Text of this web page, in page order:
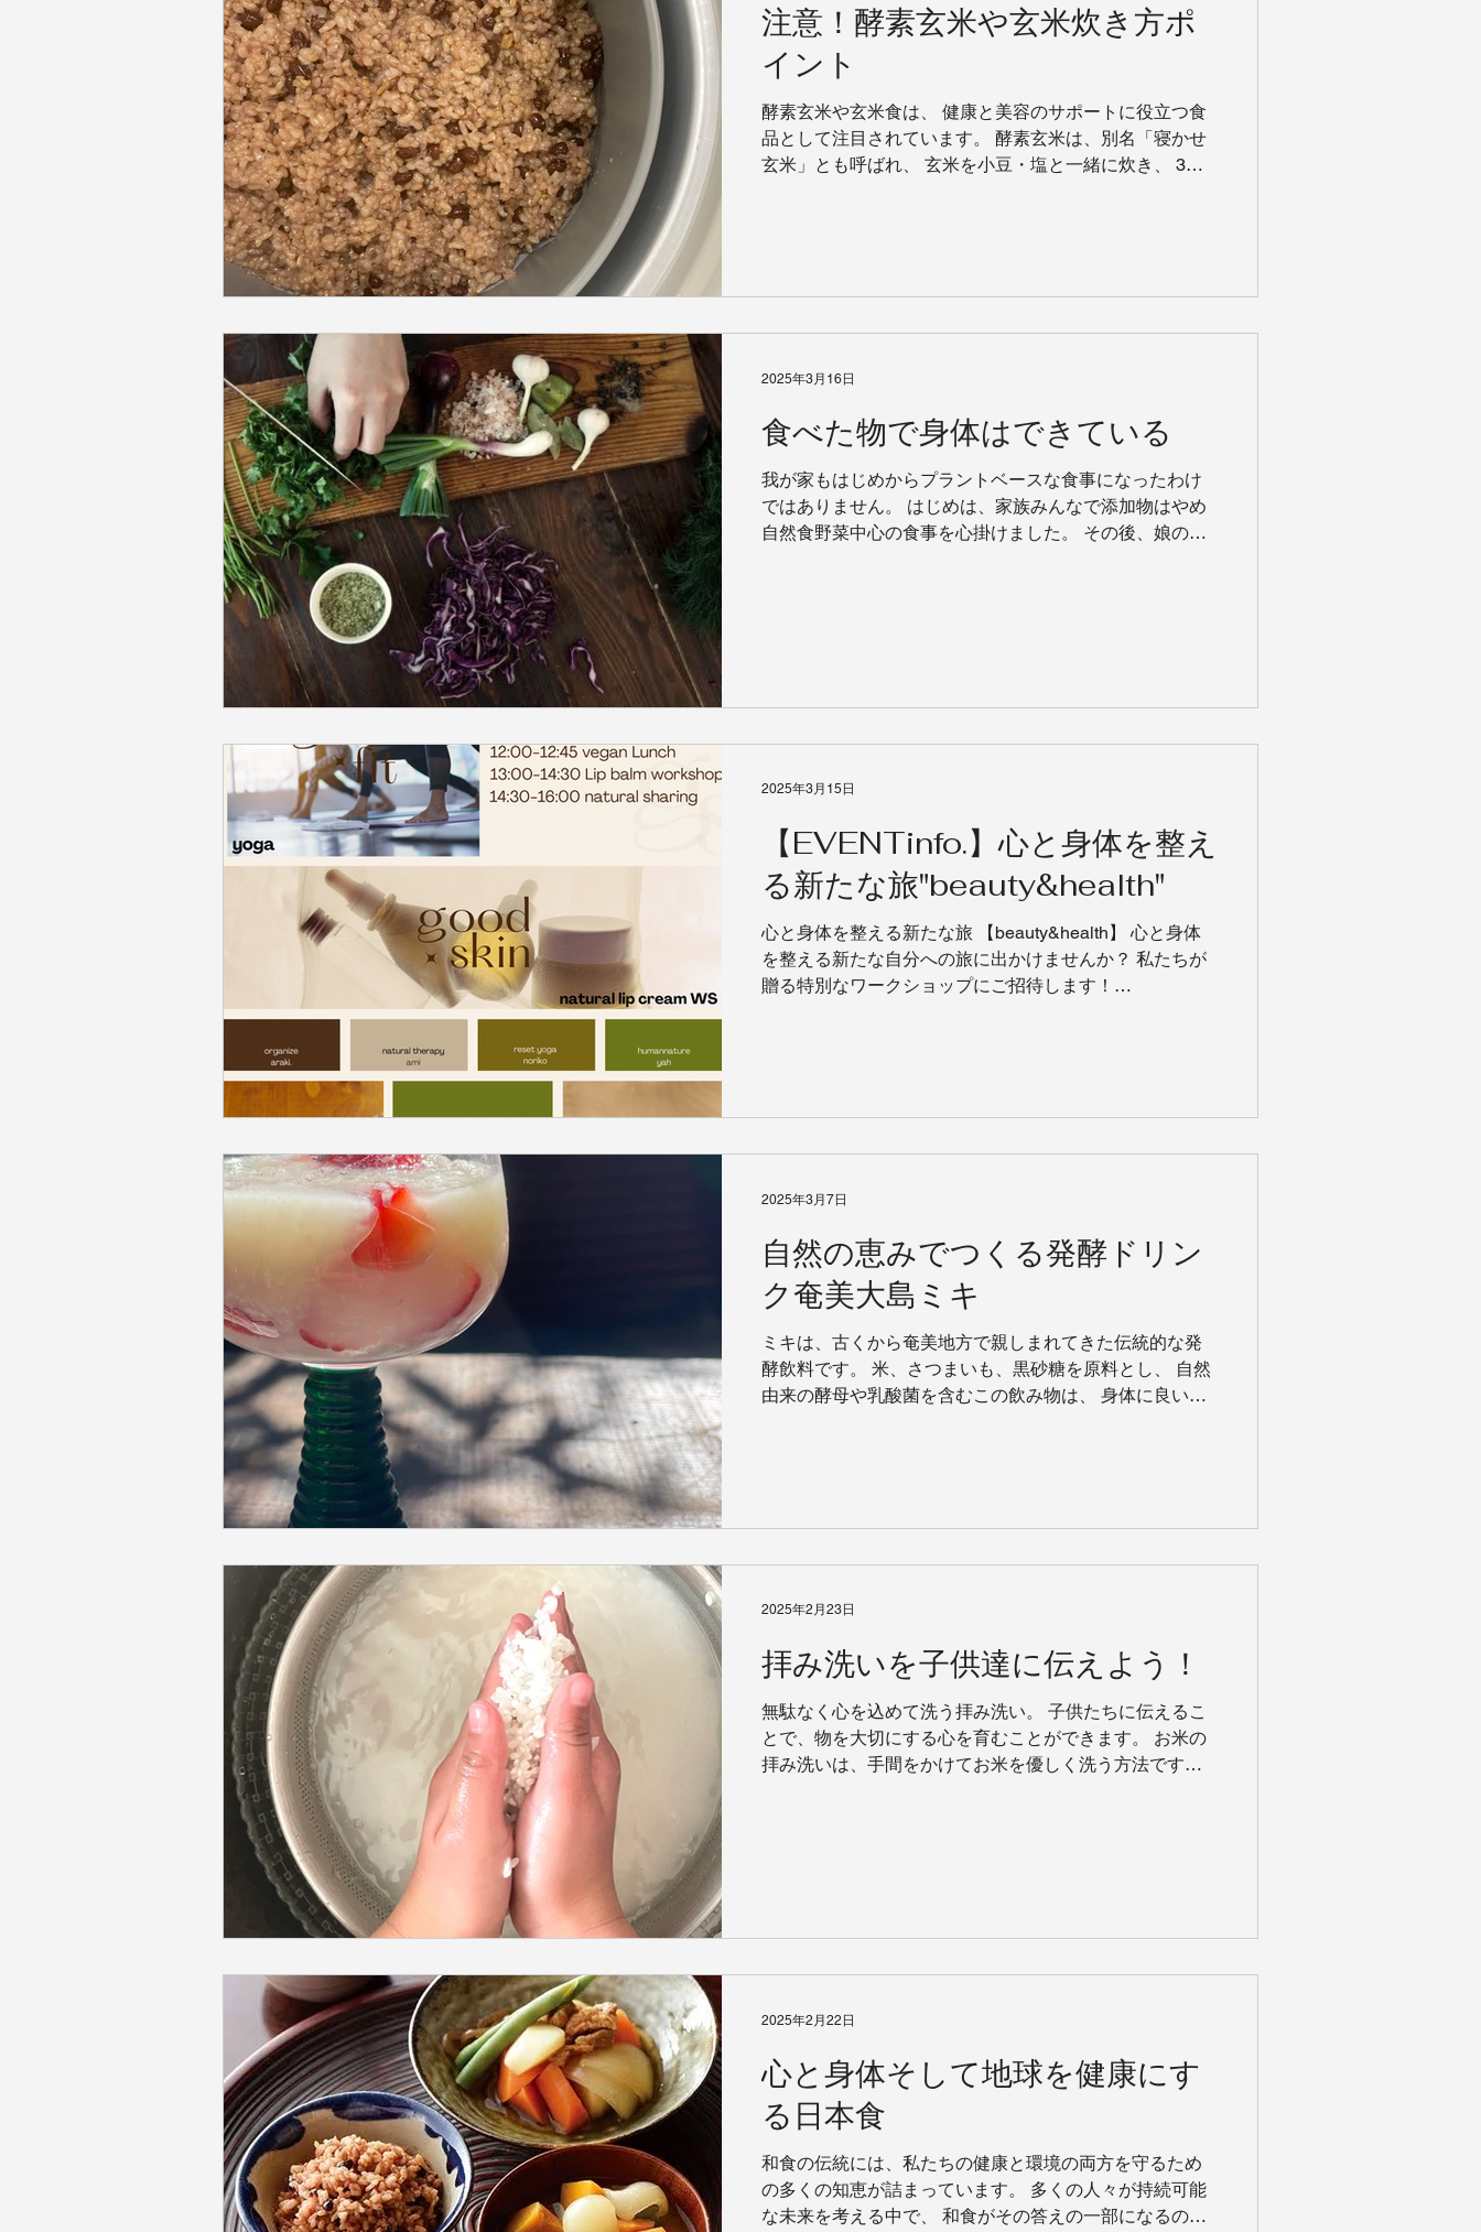
注意！酵素玄米や玄米炊き方ポ
イント
酵素玄米や玄米食は、 健康と美容のサポートに役立つ食
品として注目されています。 酵素玄米は、別名「寝かせ
玄米」とも呼ばれ、 玄米を小豆・塩と一緒に炊き、 3日
食べた物で身体はできている
我が家もはじめからプラントベースな食事になったわけ
ではありません。 はじめは、家族みんなで添加物はやめ
自然食野菜中心の食事を心掛けました。 その後、娘の離
2025年3月16日
【EVENTinfo.】心と身体を整え
る新たな旅"beauty&health"
心と身体を整える新たな旅 【beauty&health】 心と身体
を整える新たな自分への旅に出かけませんか？ 私たちが
贈る特別なワークショップにご招待します！
2025年3月15日
自然の恵みでつくる発酵ドリン
ク奄美大島ミキ
ミキは、古くから奄美地方で親しまれてきた伝統的な発
酵飲料です。 米、さつまいも、黒砂糖を原料とし、 自然
由来の酵母や乳酸菌を含むこの飲み物は、 身体に良い効
2025年3月7日
拝み洗いを子供達に伝えよう！
無駄なく心を込めて洗う拝み洗い。 子供たちに伝えるこ
とで、物を大切にする心を育むことができます。 お米の
拝み洗いは、手間をかけてお米を優しく洗う方法です。
2025年2月23日
心と身体そして地球を健康にす
る日本食
和食の伝統には、私たちの健康と環境の両方を守るため
の多くの知恵が詰まっています。 多くの人々が持続可能
な未来を考える中で、 和食がその答えの一部になるので
2025年2月22日